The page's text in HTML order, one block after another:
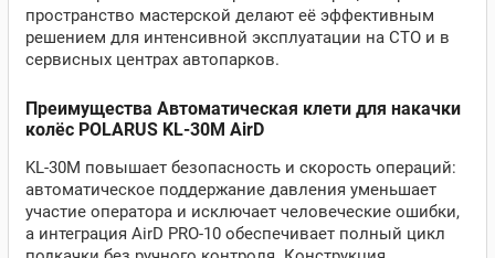
пространство мастерской делают её эффективным
решением для интенсивной эксплуатации на СТО и в
сервисных центрах автопарков.
Преимущества Автоматическая клети для накачки
колёс POLARUS KL-30M AirD
KL-30M повышает безопасность и скорость операций:
автоматическое поддержание давления уменьшает
участие оператора и исключает человеческие ошибки,
а интеграция AirD PRO-10 обеспечивает полный цикл